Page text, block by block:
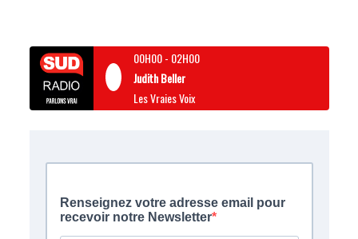
00H00- 02H00
Judith Beller
Les Vraies Voix